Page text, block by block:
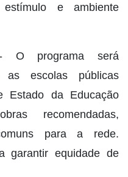
e ambiente
- O programa será
as escolas públicas
Estado da Educação
recomendadas,
para a rede.
garantir equidade de